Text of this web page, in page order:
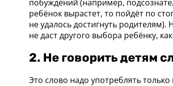
побуждений (например,
ребёнок вырастет, то пойдёт по
не удалось достигнуть
не даст другого выбора ребёнку,
2. Не говорить детям
Это слово надо употреблять только